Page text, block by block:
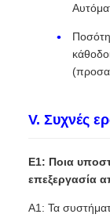
V. Συχνές
Ε1: Ποια
επεξεργασία
A1: Τα